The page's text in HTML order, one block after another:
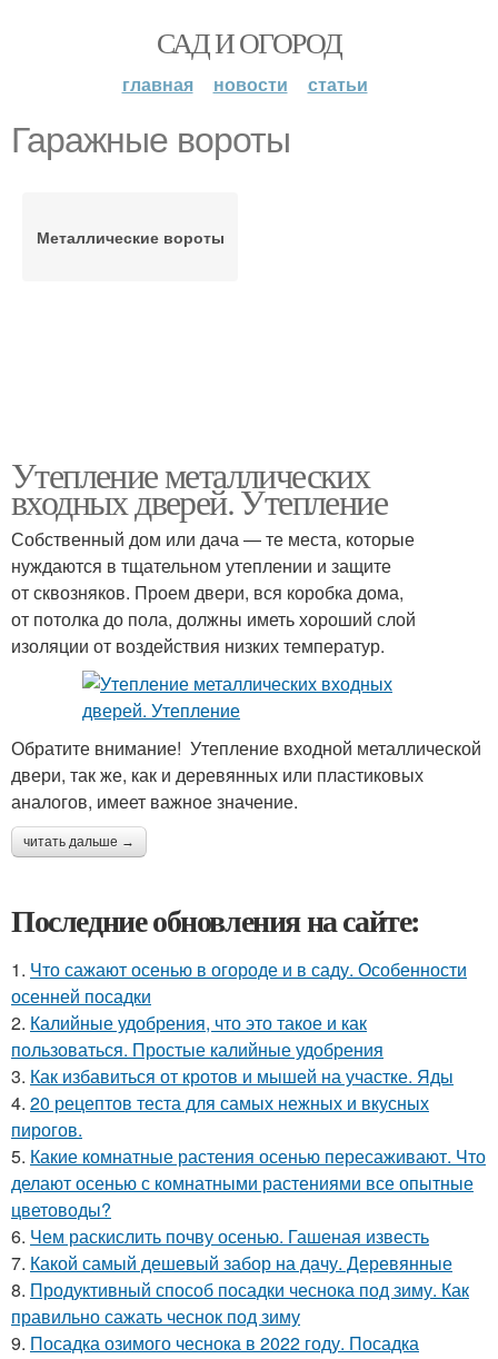
САД И ОГОРОД
главная новости статьи
Гаражные вороты
Металлические вороты
Утепление металлических
входных дверей. Утепление
Собственный дом или дача — те места, которые
нуждаются в тщательном утеплении и защите
от сквозняков. Проем двери, вся коробка дома,
от потолка до пола, должны иметь хороший слой
изоляции от воздействия низких температур.
Обратите внимание! Утепление входной металлической
двери, так же, как и деревянных или пластиковых
аналогов, имеет важное значение.
читать дальше →
Последние обновления на сайте:
1. Что сажают осенью в огороде и в саду. Особенности
осенней посадки
2. Калийные удобрения, что это такое и как
пользоваться. Простые калийные удобрения
3. Как избавиться от кротов и мышей на участке. Яды
4. 20 рецептов теста для самых нежных и вкусных
пирогов.
5. Какие комнатные растения осенью пересаживают. Что
делают осенью с комнатными растениями все опытные
цветоводы?
6. Чем раскислить почву осенью. Гашеная известь
7. Какой самый дешевый забор на дачу. Деревянные
8. Продуктивный способ посадки чеснока под зиму. Как
правильно сажать чеснок под зиму
9. Посадка озимого чеснока в 2022 году. Посадка